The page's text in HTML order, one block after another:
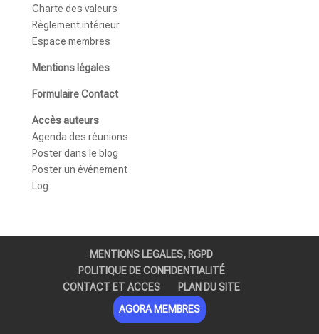
Charte des valeurs
Règlement intérieur
Espace membres
Mentions légales
Formulaire Contact
Accès auteurs
Agenda des réunions
Poster dans le blog
Poster un événement
Log
MENTIONS LEGALES, RGPD
POLITIQUE DE CONFIDENTIALITÉ
CONTACT ET ACCES
PLAN DU SITE
AGORA MEMBRES